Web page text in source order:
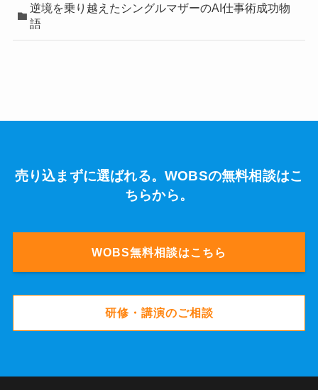
逆境を乗り越えたシングルマザーのAI仕事術成功物
語
売り込まずに選ばれる。WOBSの無料相談はこ
ちらから。
WOBS無料相談はこちら
研修・講演のご相談